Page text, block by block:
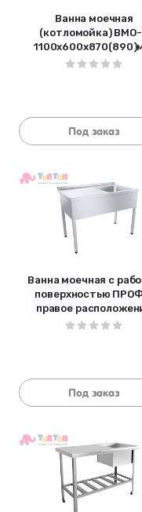
Ванна моечная
(котломойка) ВМО-
емкость
Под заказ
Ванна моечная с
поверхностью
правое
емкости
Под заказ